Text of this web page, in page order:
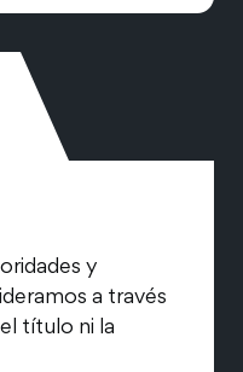
y
a través
título ni la